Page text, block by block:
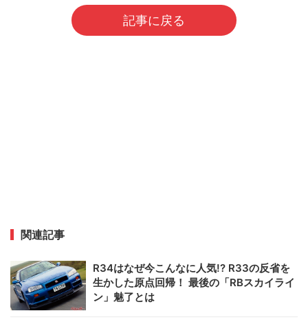
記事に戻る
関連記事
R34はなぜ今こんなに人気!? R33の反省を
生かした原点回帰！ 最後の「RBスカイライ
ン」魅了とは